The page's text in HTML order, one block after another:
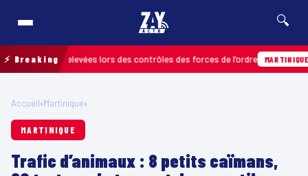
🔍
⚡ Breakingrelevées lors des contrôles des forces de l’ordre MARTINIQUE
Accueil›Martinique›
MARTINIQUE
Trafic d’animaux : 8 petits caïmans,